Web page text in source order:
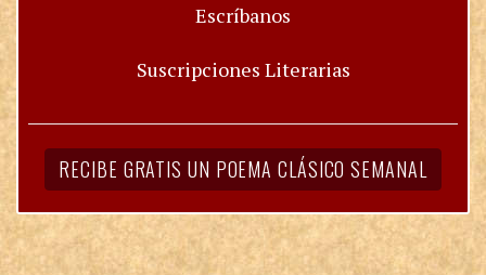
Escríbanos
Suscripciones Literarias
RECIBE GRATIS UN POEMA CLÁSICO SEMANAL